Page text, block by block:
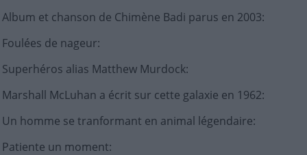
Album et chanson de Chimène Badi parus en 2003:
Foulées de nageur:
Superhéros alias Matthew Murdock:
Marshall McLuhan a écrit sur cette galaxie en 1962:
Un homme se tranformant en animal légendaire:
Patiente un moment: